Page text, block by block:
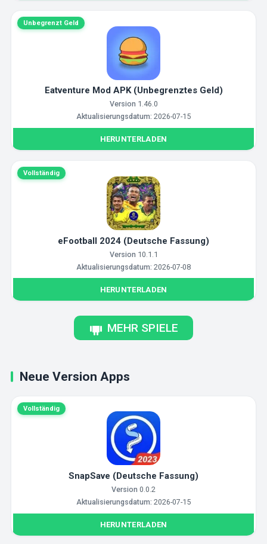
Unbegrenzt Geld
Eatventure Mod APK (Unbegrenztes Geld)
Version 1.46.0
Aktualisierungsdatum: 2026-07-15
HERUNTERLADEN
Vollständig
eFootball 2024 (Deutsche Fassung)
Version 10.1.1
Aktualisierungsdatum: 2026-07-08
HERUNTERLADEN
MEHR SPIELE
Neue Version Apps
Vollständig
SnapSave (Deutsche Fassung)
Version 0.0.2
Aktualisierungsdatum: 2026-07-15
HERUNTERLADEN